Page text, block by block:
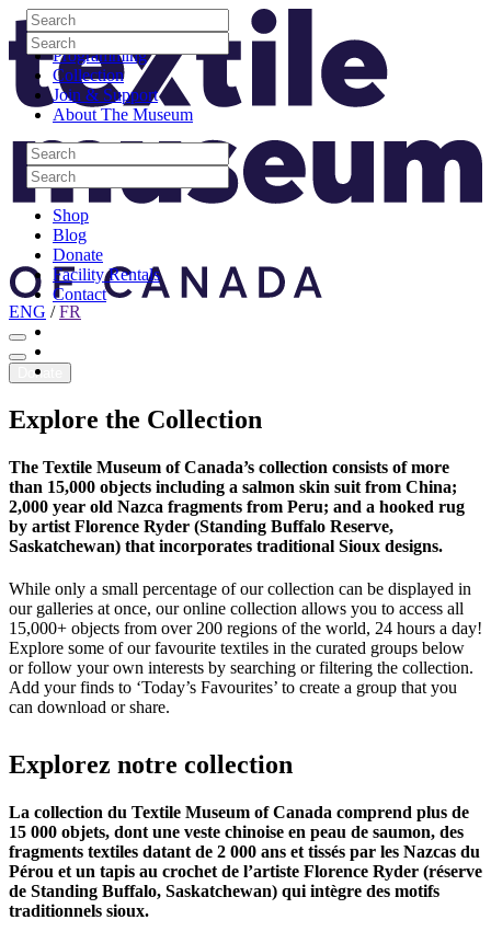
Skip to content
Visit
Programming
Collection
Join & Support
About The Museum
Search
Search
Search
Search
Shop
Blog
Donate
Facility Rentals
Contact
Youtube
Search
Search
Search
Search
Site Logo
ENG /FR
Donate
Explore the Collection
The Textile Museum of Canada’s collection consists of more
than 15,000 objects including a salmon skin suit from China;
2,000 year old Nazca fragments from Peru; and a hooked rug
by artist Florence Ryder (Standing Buffalo Reserve,
Saskatchewan) that incorporates traditional Sioux designs.
While only a small percentage of our collection can be displayed in
our galleries at once, our online collection allows you to access all
15,000+ objects from over 200 regions of the world, 24 hours a day!
Explore some of our favourite textiles in the curated groups below
or follow your own interests by searching or filtering the collection.
Add your finds to ‘Today’s Favourites’ to create a group that you
can download or share.
Explorez notre collection
La collection du Textile Museum of Canada comprend plus de
15 000 objets, dont une veste chinoise en peau de saumon, des
fragments textiles datant de 2 000 ans et tissés par les Nazcas du
Pérou et un tapis au crochet de l’artiste Florence Ryder (réserve
de Standing Buffalo, Saskatchewan) qui intègre des motifs
traditionnels sioux.